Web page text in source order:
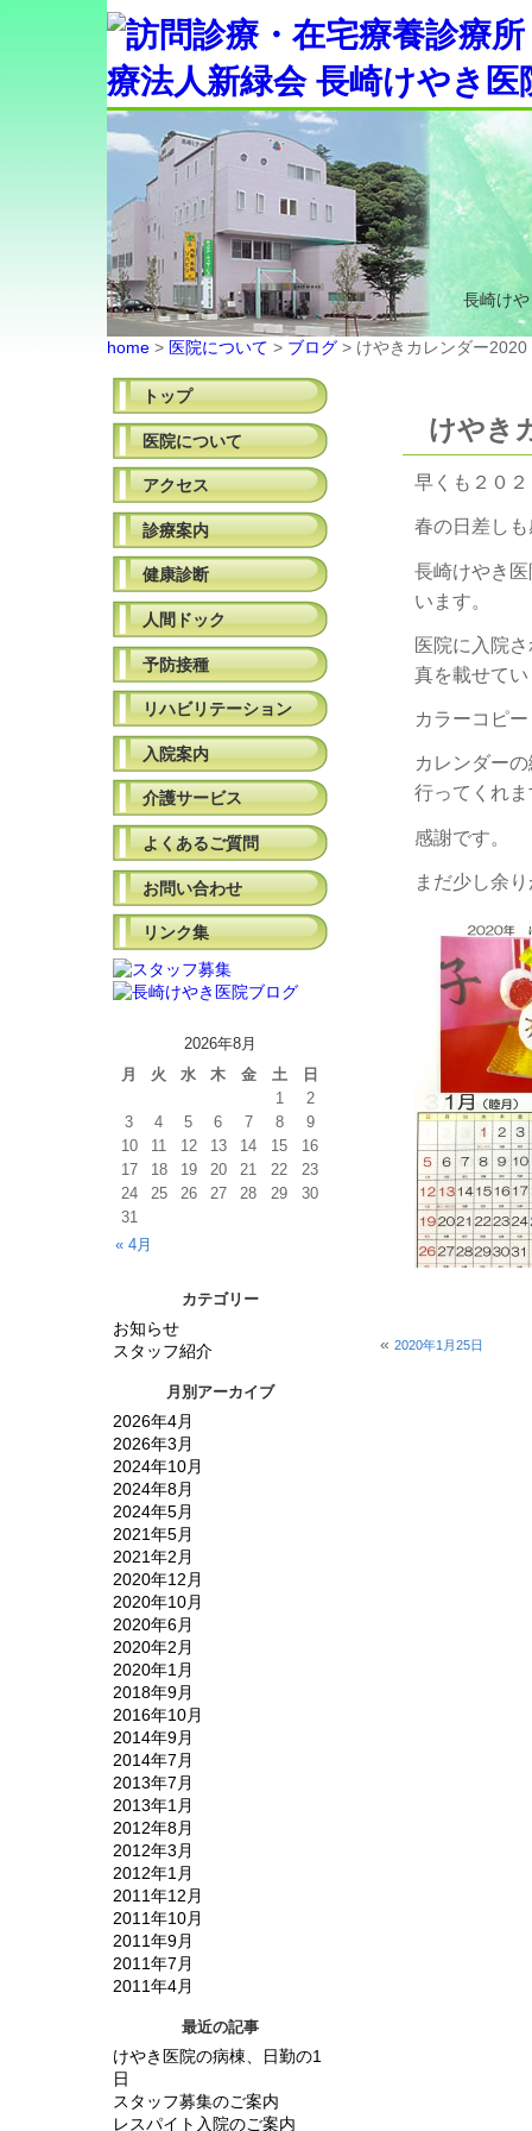
長崎け
home > 医院について > ブログ > けやきカレンダー2020
トップ
医院について
アクセス
診療案内
健康診断
人間ドック
予防接種
リハビリテーション
入院案内
介護サービス
よくあるご質問
お問い合わせ
リンク集
2026年8月
月
火 水 木 金 土 日
« 4月
1
2
3
4 5 6 7 8
9
10
11 12 13 14 15
16
17
18 19 20 21 22
23
24
25 26 27 28 29
30
31
カテゴリー
お知らせ
スタッフ紹介
月別アーカイブ
2026年4月
2026年3月
2024年10月
2024年8月
2024年5月
2021年5月
2021年2月
2020年12月
2020年10月
2020年6月
2020年2月
2020年1月
2018年9月
2016年10月
2014年9月
2014年7月
2013年7月
2013年1月
2012年8月
2012年3月
2012年1月
2011年12月
2011年10月
2011年9月
2011年7月
2011年4月
最近の記事
けやき医院の病棟、日勤の1
日
スタッフ募集のご案内
レスパイト入院のご案内
けやき
早くも２０
春の日差し
長崎けやき
います。
医院に入院
真を載せて
カラーコピ
カレンダー
行ってくれ
感謝です。
まだ少し余
« 2020年1月25日